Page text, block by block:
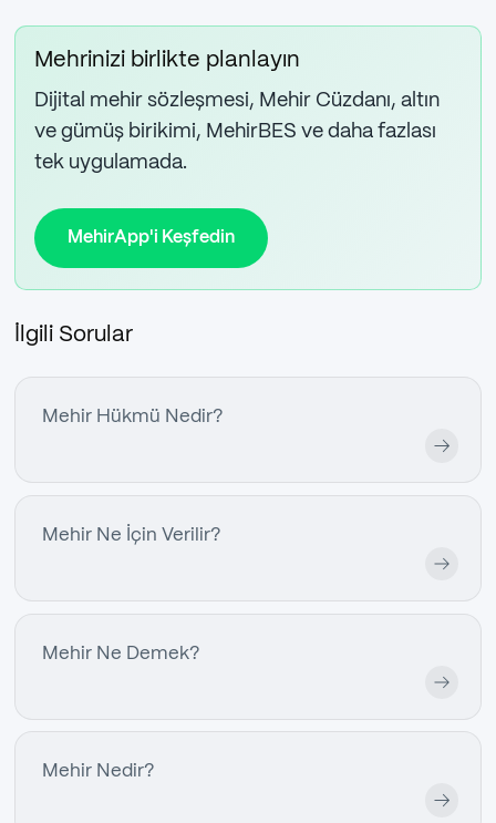
Mehrinizi birlikte planlayın
Dijital mehir sözleşmesi, Mehir Cüzdanı, altın
ve gümüş birikimi, MehirBES ve daha fazlası
tek uygulamada.
MehirApp'i Keşfedin
İlgili Sorular
Mehir Hükmü Nedir?
Mehir Ne İçin Verilir?
Mehir Ne Demek?
Mehir Nedir?